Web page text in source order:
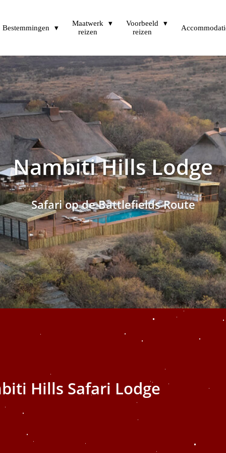
Bestemmingen
Maatwerk
reizen
Voorbeeld
reizen
Nambiti Hills Lodge
Safari op de Battlefields Route
Hills Safari Lodge